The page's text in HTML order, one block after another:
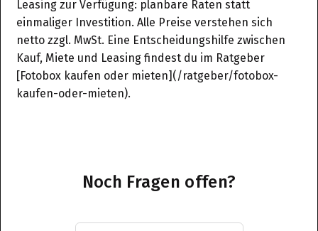
Leasing zur Verfügung: planbare Raten statt
einmaliger Investition. Alle Preise verstehen sich
netto zzgl. MwSt. Eine Entscheidungshilfe zwischen
Kauf, Miete und Leasing findest du im Ratgeber
[Fotobox kaufen oder mieten](/ratgeber/fotobox-
kaufen-oder-mieten).
Noch Fragen offen?